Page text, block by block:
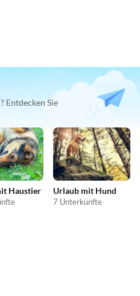
Entdecken Sie
Haustier Urlaub mit Hund
7 Unterkünfte